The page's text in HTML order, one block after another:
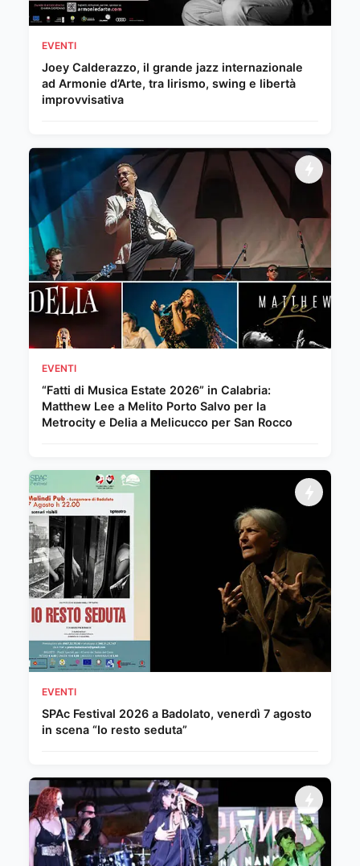
EVENTI
Joey Calderazzo, il grande jazz internazionale
ad Armonie d’Arte, tra lirismo, swing e libertà
improvvisativa
EVENTI
“Fatti di Musica Estate 2026” in Calabria:
Matthew Lee a Melito Porto Salvo per la
Metrocity e Delia a Melicucco per San Rocco
EVENTI
SPAc Festival 2026 a Badolato, venerdì 7 agosto
in scena “Io resto seduta”